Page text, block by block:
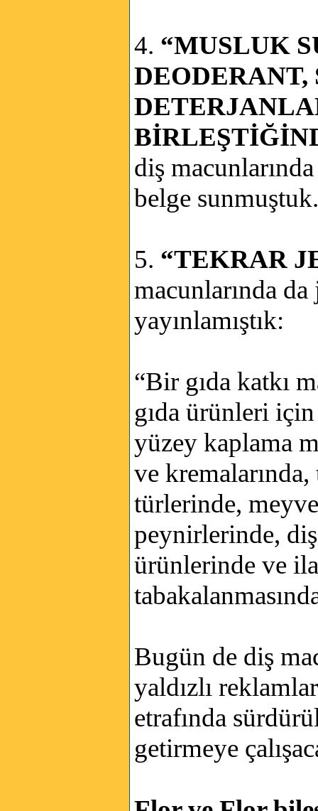
4. “MUSLUK
DEODERANT,
diş
belge sunmuştuk.
5. “TEKRAR
macunlarında
yayınlamıştık:
“Bir gıda katkı
gıda ürünleri
yüzey kaplama
ve
türlerinde,
peynirlerinde,
ürünlerinde ve
Bugün de diş
yaldızlı
etrafında
getirmeye